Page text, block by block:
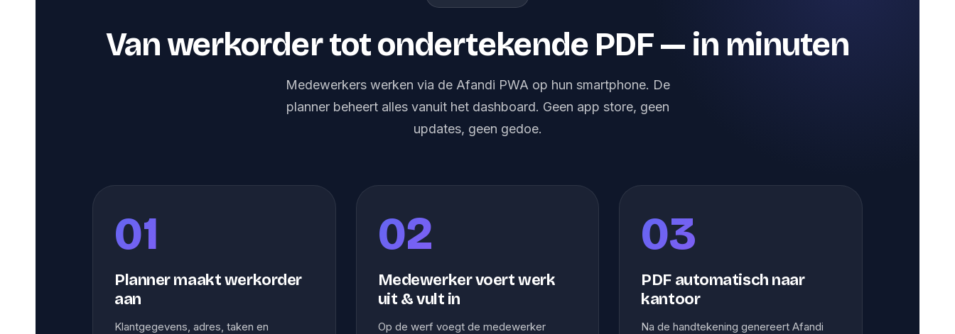
Van werkorder tot ondertekende PDF — in minuten
Medewerkers werken via de Afandi PWA op hun smartphone. De
planner beheert alles vanuit het dashboard. Geen app store, geen
updates, geen gedoe.
01
Planner maakt werkorder
aan
Klantgegevens, adres, taken en
02
Medewerker voert werk
uit & vult in
Op de werf voegt de medewerker
03
PDF automatisch naar
kantoor
Na de handtekening genereert Afandi